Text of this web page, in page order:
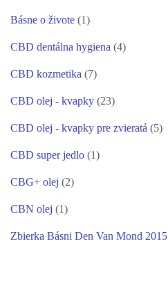
Básne o živote (1)
CBD dentálna hygiena (4)
CBD kozmetika (7)
CBD olej - kvapky (23)
CBD olej - kvapky pre zvieratá (5)
CBD super jedlo (1)
CBG+ olej (2)
CBN olej (1)
Zbierka Básni Den Van Mond 2015